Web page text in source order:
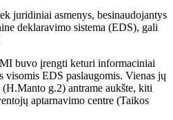
juridiniai asmenys, besinaudojantys
deklaravimo sistema (EDS), gali
buvo įrengti keturi informaciniai
visomis EDS paslaugomis. Vienas jų
g.2) antrame aukšte, kiti
aptarnavimo centre (Taikos